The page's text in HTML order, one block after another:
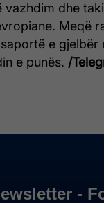
vazhdim dhe
Meqë
e gjelbër
e punës. /